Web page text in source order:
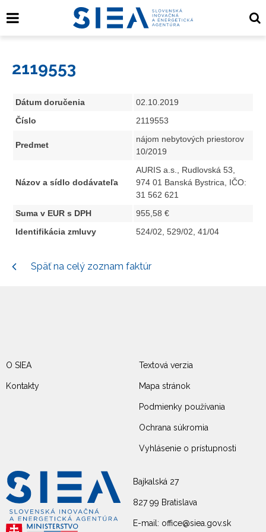
2119553
Dátum doručenia
02.10.2019
Číslo
2119553
Predmet
nájom nebytových priestorov
10/2019
Názov a sídlo dodávateľa
AURIS a.s., Rudlovská 53,
974 01 Banská Bystrica, IČO:
31 562 621
Suma v EUR s DPH
955,58 €
Identifikácia zmluvy
524/02, 529/02, 41/04
Späť na celý zoznam faktúr
Bajkalská 27
827 99 Bratislava
E-mail: office@siea.gov.sk
O SIEA
Kontakty
Textová verzia
Mapa stránok
Podmienky používania
Ochrana súkromia
Vyhlásenie o prístupnosti